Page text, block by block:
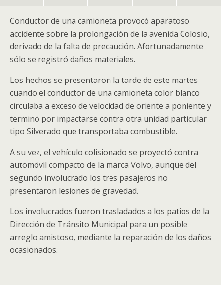
Conductor de una camioneta provocó aparatoso
accidente sobre la prolongación de la avenida Colosio,
derivado de la falta de precaución. Afortunadamente
sólo se registró daños materiales.
Los hechos se presentaron la tarde de este martes
cuando el conductor de una camioneta color blanco
circulaba a exceso de velocidad de oriente a poniente y
terminó por impactarse contra otra unidad particular
tipo Silverado que transportaba combustible.
A su vez, el vehículo colisionado se proyectó contra
automóvil compacto de la marca Volvo, aunque del
segundo involucrado los tres pasajeros no
presentaron lesiones de gravedad.
Los involucrados fueron trasladados a los patios de la
Dirección de Tránsito Municipal para un posible
arreglo amistoso, mediante la reparación de los daños
ocasionados.